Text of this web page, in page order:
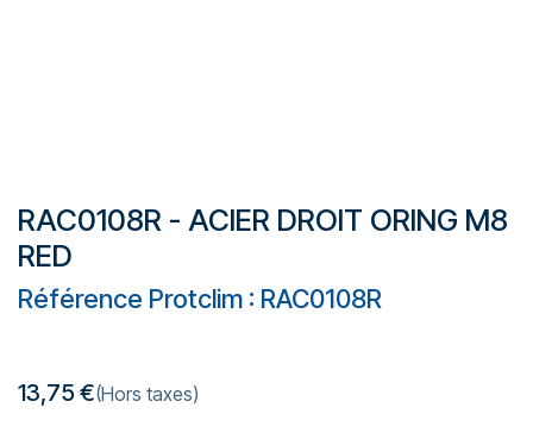
RAC0108R - ACIER DROIT ORING M8
RED
Référence Protclim : RAC0108R
13,75€(Hors taxes)